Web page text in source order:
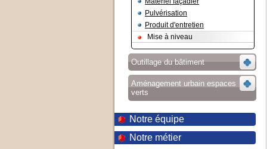
Pulvérisation
Produit d'entretien
Mise à niveau
Outillage du bâtiment
Aménagement urbain espaces
verts
Notre équipe
Notre métier